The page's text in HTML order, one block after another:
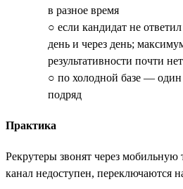
в разное время
○ если кандидат не
день и через день;
результативности почти нет
○ по холодной базе — один
подряд
Практика
Рекрутеры звонят через мобильную
канал недоступен, переключаются